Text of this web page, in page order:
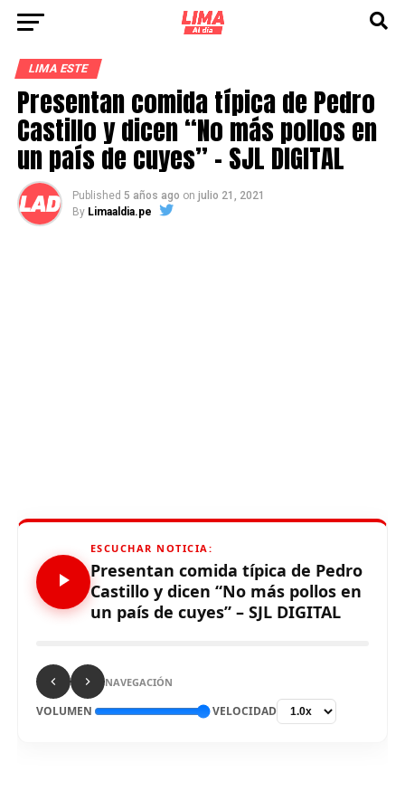
LIMA ESTE
Presentan comida típica de Pedro
Castillo y dicen “No más pollos en
un país de cuyes” – SJL DIGITAL
Published 5 años ago on julio 21, 2021
By Limaaldia.pe
ESCUCHAR NOTICIA:
Presentan comida típica de Pedro
Castillo y dicen “No más pollos en
un país de cuyes” – SJL DIGITAL
NAVEGACIÓN
VOLUMEN VELOCIDAD